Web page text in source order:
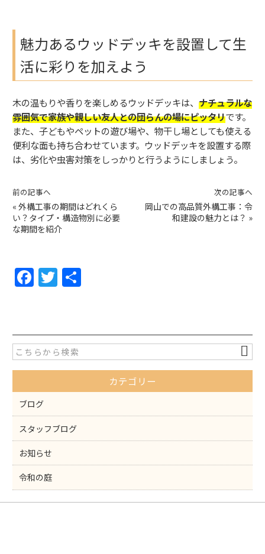
魅力あるウッドデッキを設置して生
活に彩りを加えよう
木の温もりや香りを楽しめるウッドデッキは、 ナチュラルな
雰囲気で家族や親しい友人との団らんの場にピッタリです。
また、子どもやペットの遊び場や、物干し場としても使える
便利な面も持ち合わせています。ウッドデッキを設置する際
は、劣化や虫害対策をしっかりと行うようにしましょう。
前の記事へ
« 外構工事の期間はどれくら
い？タイプ・構造物別に必要
な期間を紹介
次の記事へ
岡山での高品質外構工事：令
和建設の魅力とは？ »
F
e
b
o
o
k
T
er
カテゴリー
ブログ
スタッフブログ
お知らせ
令和の庭